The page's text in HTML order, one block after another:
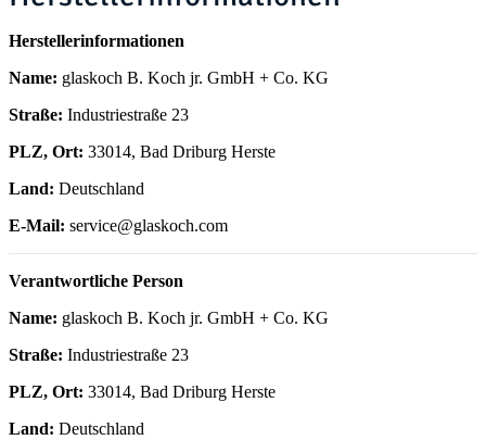
Herstellerinformationen
Name: glaskoch B. Koch jr. GmbH + Co. KG
Straße: Industriestraße 23
PLZ, Ort: 33014, Bad Driburg Herste
Land: Deutschland
E-Mail: service@glaskoch.com
Verantwortliche Person
Name: glaskoch B. Koch jr. GmbH + Co. KG
Straße: Industriestraße 23
PLZ, Ort: 33014, Bad Driburg Herste
Land: Deutschland